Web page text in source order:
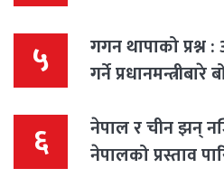
५
गगन थापाको
गर्ने प्रधानमन्त्रीबारे
६
नेपाल र चीन झन्
नेपालको प्रस्ताव